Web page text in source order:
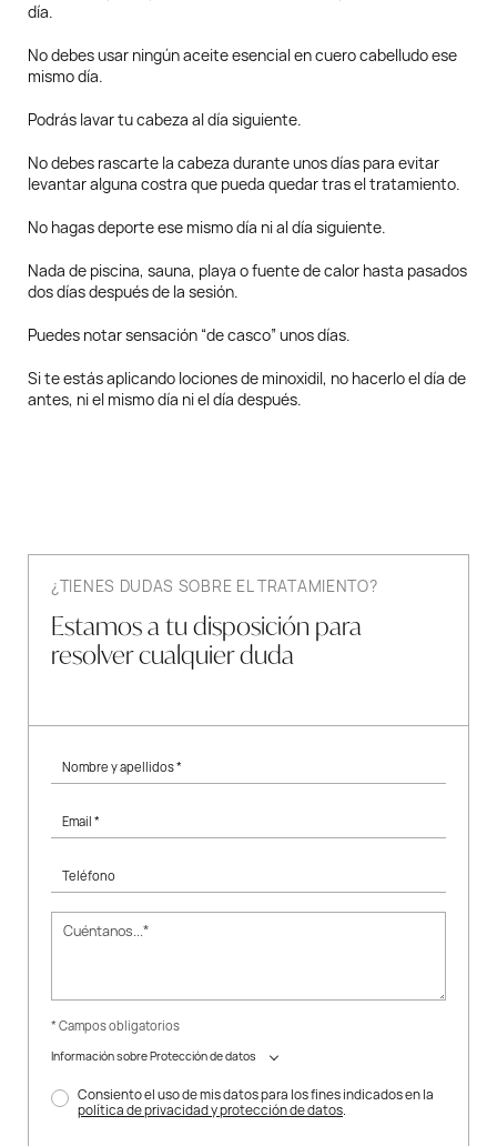
día.
No debes usar ningún aceite esencial en cuero cabelludo ese
mismo día.
Podrás lavar tu cabeza al día siguiente.
No debes rascarte la cabeza durante unos días para evitar
levantar alguna costra que pueda quedar tras el tratamiento.
No hagas deporte ese mismo día ni al día siguiente.
Nada de piscina, sauna, playa o fuente de calor hasta pasados
dos días después de la sesión.
Puedes notar sensación “de casco” unos días.
Si te estás aplicando lociones de minoxidil, no hacerlo el día de
antes, ni el mismo día ni el día después.
¿TIENES DUDAS SOBRE EL TRATAMIENTO?
Estamos a tu disposición para
resolver cualquier duda
Nombre y apellidos *
Email *
Teléfono
* Campos obligatorios
Información sobre Protección de datos
Consiento el uso de mis datos para los fines indicados en la
política de privacidad y protección de datos.